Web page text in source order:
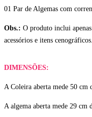
01 Par de Algemas com
Obs.: O produto inclui
acessórios e itens
DIMENSÕES:
A Coleira aberta mede 50 cm
A algema aberta mede 29 cm